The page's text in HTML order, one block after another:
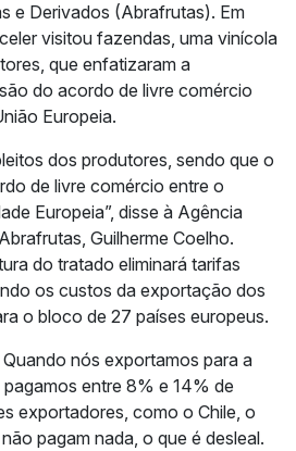
e Derivados (Abrafrutas). Em
visitou fazendas, uma vinícola
que enfatizaram a
do acordo de livre comércio
Europeia.
dos produtores, sendo que o
de livre comércio entre o
Europeia”, disse à Agência
Guilherme Coelho.
do tratado eliminará tarifas
os custos da exportação dos
o bloco de 27 países europeus.
nós exportamos para a
entre 8% e 14% de
exportadores, como o Chile, o
pagam nada, o que é desleal.